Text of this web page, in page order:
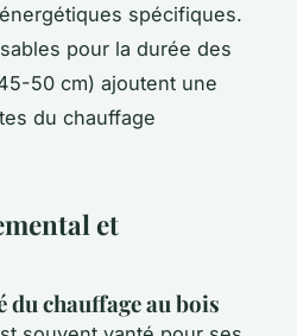
spécifiques.
pour la durée des
50 cm) ajoutent une
du chauffage
et
chauffage au bois